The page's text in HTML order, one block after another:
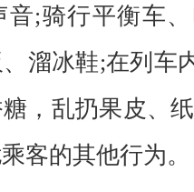
音;骑行平衡车
溜冰鞋;在列车
，乱扔果皮、
客的其他行为。